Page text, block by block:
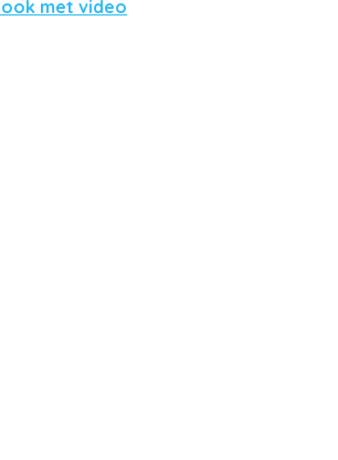
met video